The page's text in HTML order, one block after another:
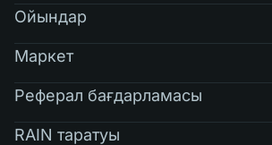
Ойындар
Маркет
Реферал бағдарламасы
RAIN таратуы